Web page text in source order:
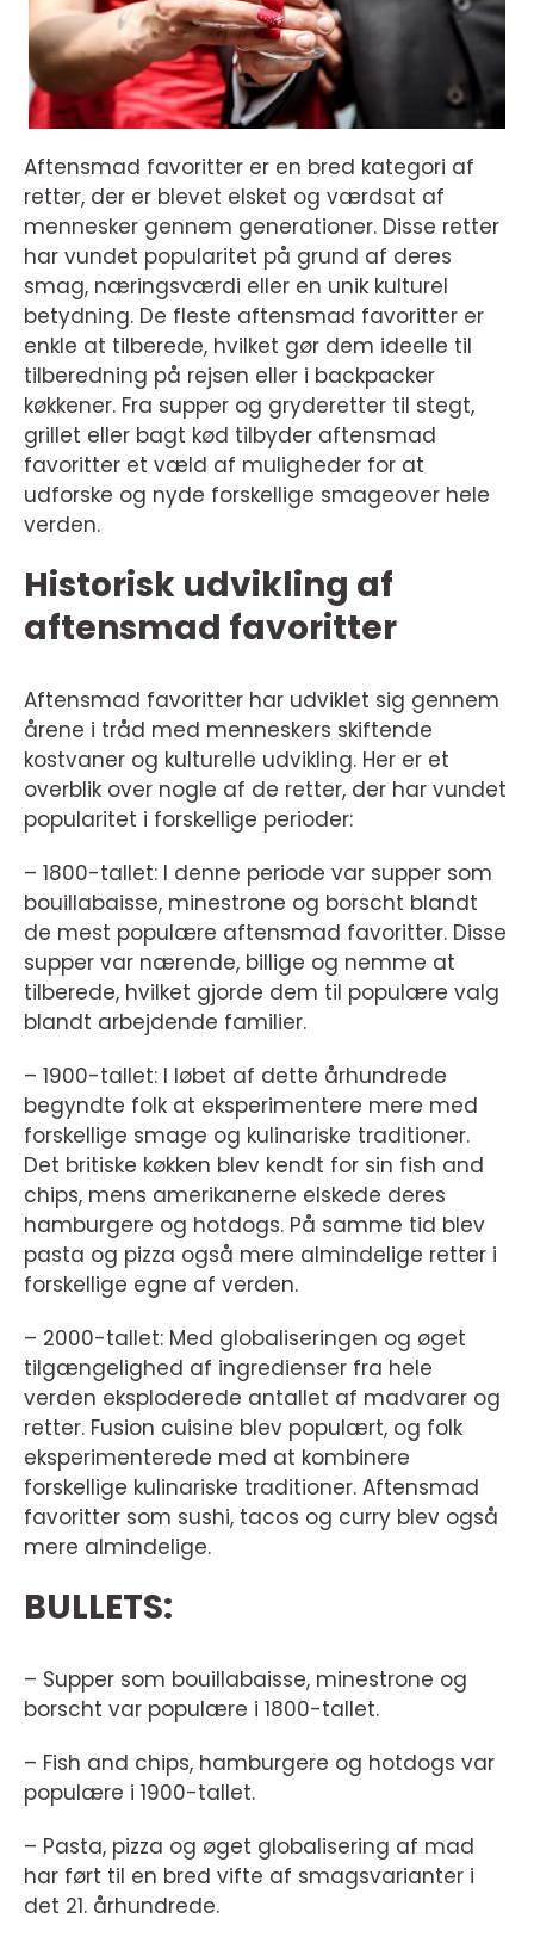
Aftensmad favoritter er en bred kategori af
retter, der er blevet elsket og værdsat af
mennesker gennem generationer. Disse retter
har vundet popularitet på grund af deres
smag, næringsværdi eller en unik kulturel
betydning. De fleste aftensmad favoritter er
enkle at tilberede, hvilket gør dem ideelle til
tilberedning på rejsen eller i backpacker
køkkener. Fra supper og gryderetter til stegt,
grillet eller bagt kød tilbyder aftensmad
favoritter et væld af muligheder for at
udforske og nyde forskellige smageover hele
verden.
Historisk udvikling af
aftensmad favoritter
Aftensmad favoritter har udviklet sig gennem
årene i tråd med menneskers skiftende
kostvaner og kulturelle udvikling. Her er et
overblik over nogle af de retter, der har vundet
popularitet i forskellige perioder:
– 1800-tallet: I denne periode var supper som
bouillabaisse, minestrone og borscht blandt
de mest populære aftensmad favoritter. Disse
supper var nærende, billige og nemme at
tilberede, hvilket gjorde dem til populære valg
blandt arbejdende familier.
– 1900-tallet: I løbet af dette århundrede
begyndte folk at eksperimentere mere med
forskellige smage og kulinariske traditioner.
Det britiske køkken blev kendt for sin fish and
chips, mens amerikanerne elskede deres
hamburgere og hotdogs. På samme tid blev
pasta og pizza også mere almindelige retter i
forskellige egne af verden.
– 2000-tallet: Med globaliseringen og øget
tilgængelighed af ingredienser fra hele
verden eksploderede antallet af madvarer og
retter. Fusion cuisine blev populært, og folk
eksperimenterede med at kombinere
forskellige kulinariske traditioner. Aftensmad
favoritter som sushi, tacos og curry blev også
mere almindelige.
BULLETS:
– Supper som bouillabaisse, minestrone og
borscht var populære i 1800-tallet.
– Fish and chips, hamburgere og hotdogs var
populære i 1900-tallet.
– Pasta, pizza og øget globalisering af mad
har ført til en bred vifte af smagsvarianter i
det 21. århundrede.